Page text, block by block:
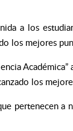
a los
los mejores
los
pertenecen a